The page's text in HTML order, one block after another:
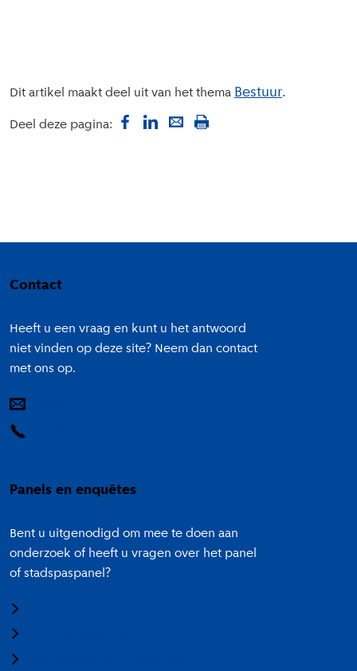
Dit artikel maakt deel uit van het thema Bestuur
Deel deze pagina:
Contact
Heeft u een vraag en kunt u het antwoord
niet vinden op deze site? Neem dan contact
met ons op.
Panels en enquêtes
Bent u uitgenodigd om mee te doen aan
onderzoek of heeft u vragen over het panel
of stadspaspanel?